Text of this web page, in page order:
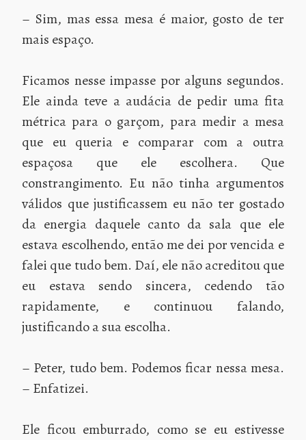
– Sim, mas essa mesa é maior, gosto de ter
mais espaço.
Ficamos nesse impasse por alguns segundos.
Ele ainda teve a audácia de pedir uma fita
métrica para o garçom, para medir a mesa
que eu queria e comparar com a outra
espaçosa que ele escolhera. Que
constrangimento. Eu não tinha argumentos
válidos que justificassem eu não ter gostado
da energia daquele canto da sala que ele
estava escolhendo, então me dei por vencida e
falei que tudo bem. Daí, ele não acreditou que
eu estava sendo sincera, cedendo tão
rapidamente, e continuou falando,
justificando a sua escolha.
– Peter, tudo bem. Podemos ficar nessa mesa.
– Enfatizei.
Ele ficou emburrado, como se eu estivesse